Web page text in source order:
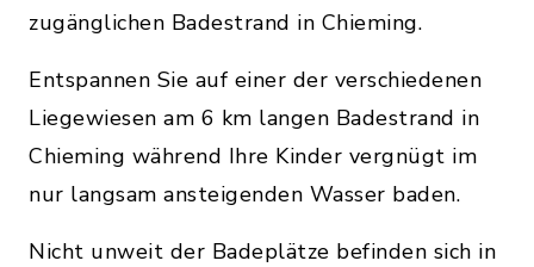
zugänglichen Badestrand in Chieming.
Entspannen Sie auf einer der verschiedenen
Liegewiesen am 6 km langen Badestrand in
Chieming während Ihre Kinder vergnügt im
nur langsam ansteigenden Wasser baden.
Nicht unweit der Badeplätze befinden sich in